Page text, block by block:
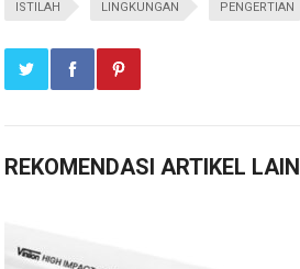
ISTILAH LINGKUNGAN PENGERTIAN
REKOMENDASI ARTIKEL